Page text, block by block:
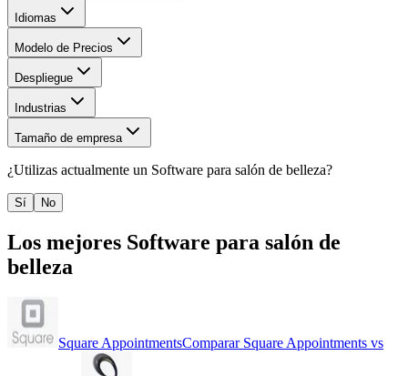
Idiomas
Modelo de Precios
Despliegue
Industrias
Tamaño de empresa
¿Utilizas actualmente un Software para salón de belleza?
Sí No
Los mejores Software para salón de
belleza
Square AppointmentsComparar Square Appointments vs